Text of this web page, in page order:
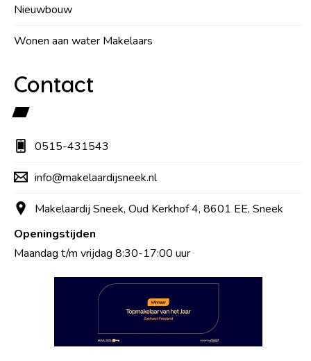
Nieuwbouw
Wonen aan water Makelaars
Contact
0515-431543
info@makelaardijsneek.nl
Makelaardij Sneek, Oud Kerkhof 4, 8601 EE, Sneek
Openingstijden
Maandag t/m vrijdag 8:30-17:00 uur